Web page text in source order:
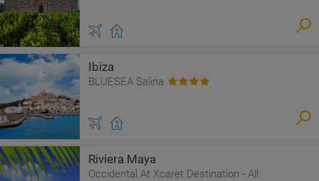
Ibiza
BLUESEA Salina
Riviera Maya
Occidental At Xcaret Destination - All